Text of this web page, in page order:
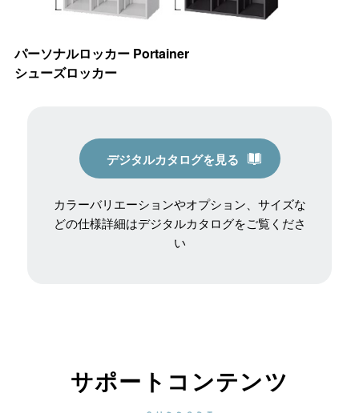
パーソナルロッカー Portainer
シューズロッカー
デジタルカタログを見る
カラーバリエーションやオプション、サイズな
どの仕様詳細はデジタルカタログをご覧くださ
い
サポートコンテンツ